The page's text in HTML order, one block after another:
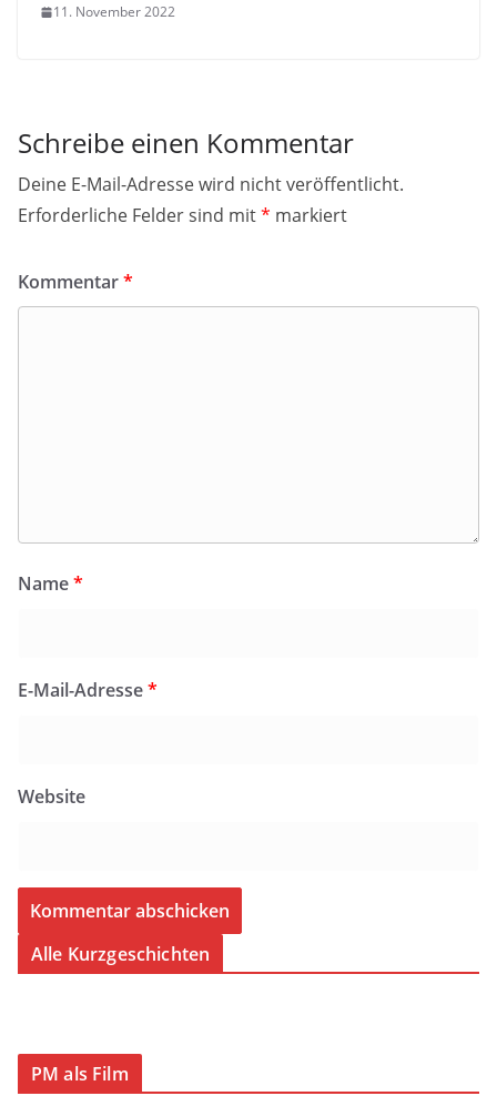
11. November 2022
Schreibe einen Kommentar
Deine E-Mail-Adresse wird nicht veröffentlicht.
Erforderliche Felder sind mit* markiert
Kommentar*
Name*
E-Mail-Adresse*
Website
Alle Kurzgeschichten
PM als Film